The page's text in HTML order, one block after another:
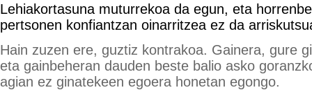
Lehiakortasuna muturrekoa da egun, eta
pertsonen konfiantzan oinarritzea ez da
Hain zuzen ere, guztiz kontrakoa. Gainera, gure
eta gainbeheran dauden beste balio asko
agian ez ginatekeen egoera honetan egongo.